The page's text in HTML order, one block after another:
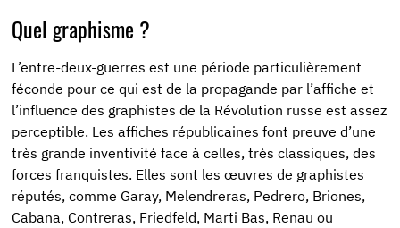
Quel graphisme ?
L’entre-deux-guerres est une période particulièrement
féconde pour ce qui est de la propagande par l’affiche et
l’influence des graphistes de la Révolution russe est assez
perceptible. Les affiches républicaines font preuve d’une
très grande inventivité face à celles, très classiques, des
forces franquistes. Elles sont les œuvres de graphistes
réputés, comme Garay, Melendreras, Pedrero, Briones,
Cabana, Contreras, Friedfeld, Marti Bas, Renau ou